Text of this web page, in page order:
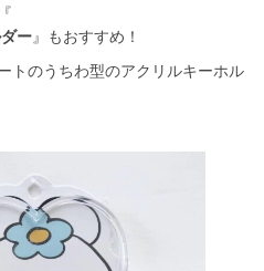
ー』もおすすめ！
トのうちわ型のアクリルキーホル